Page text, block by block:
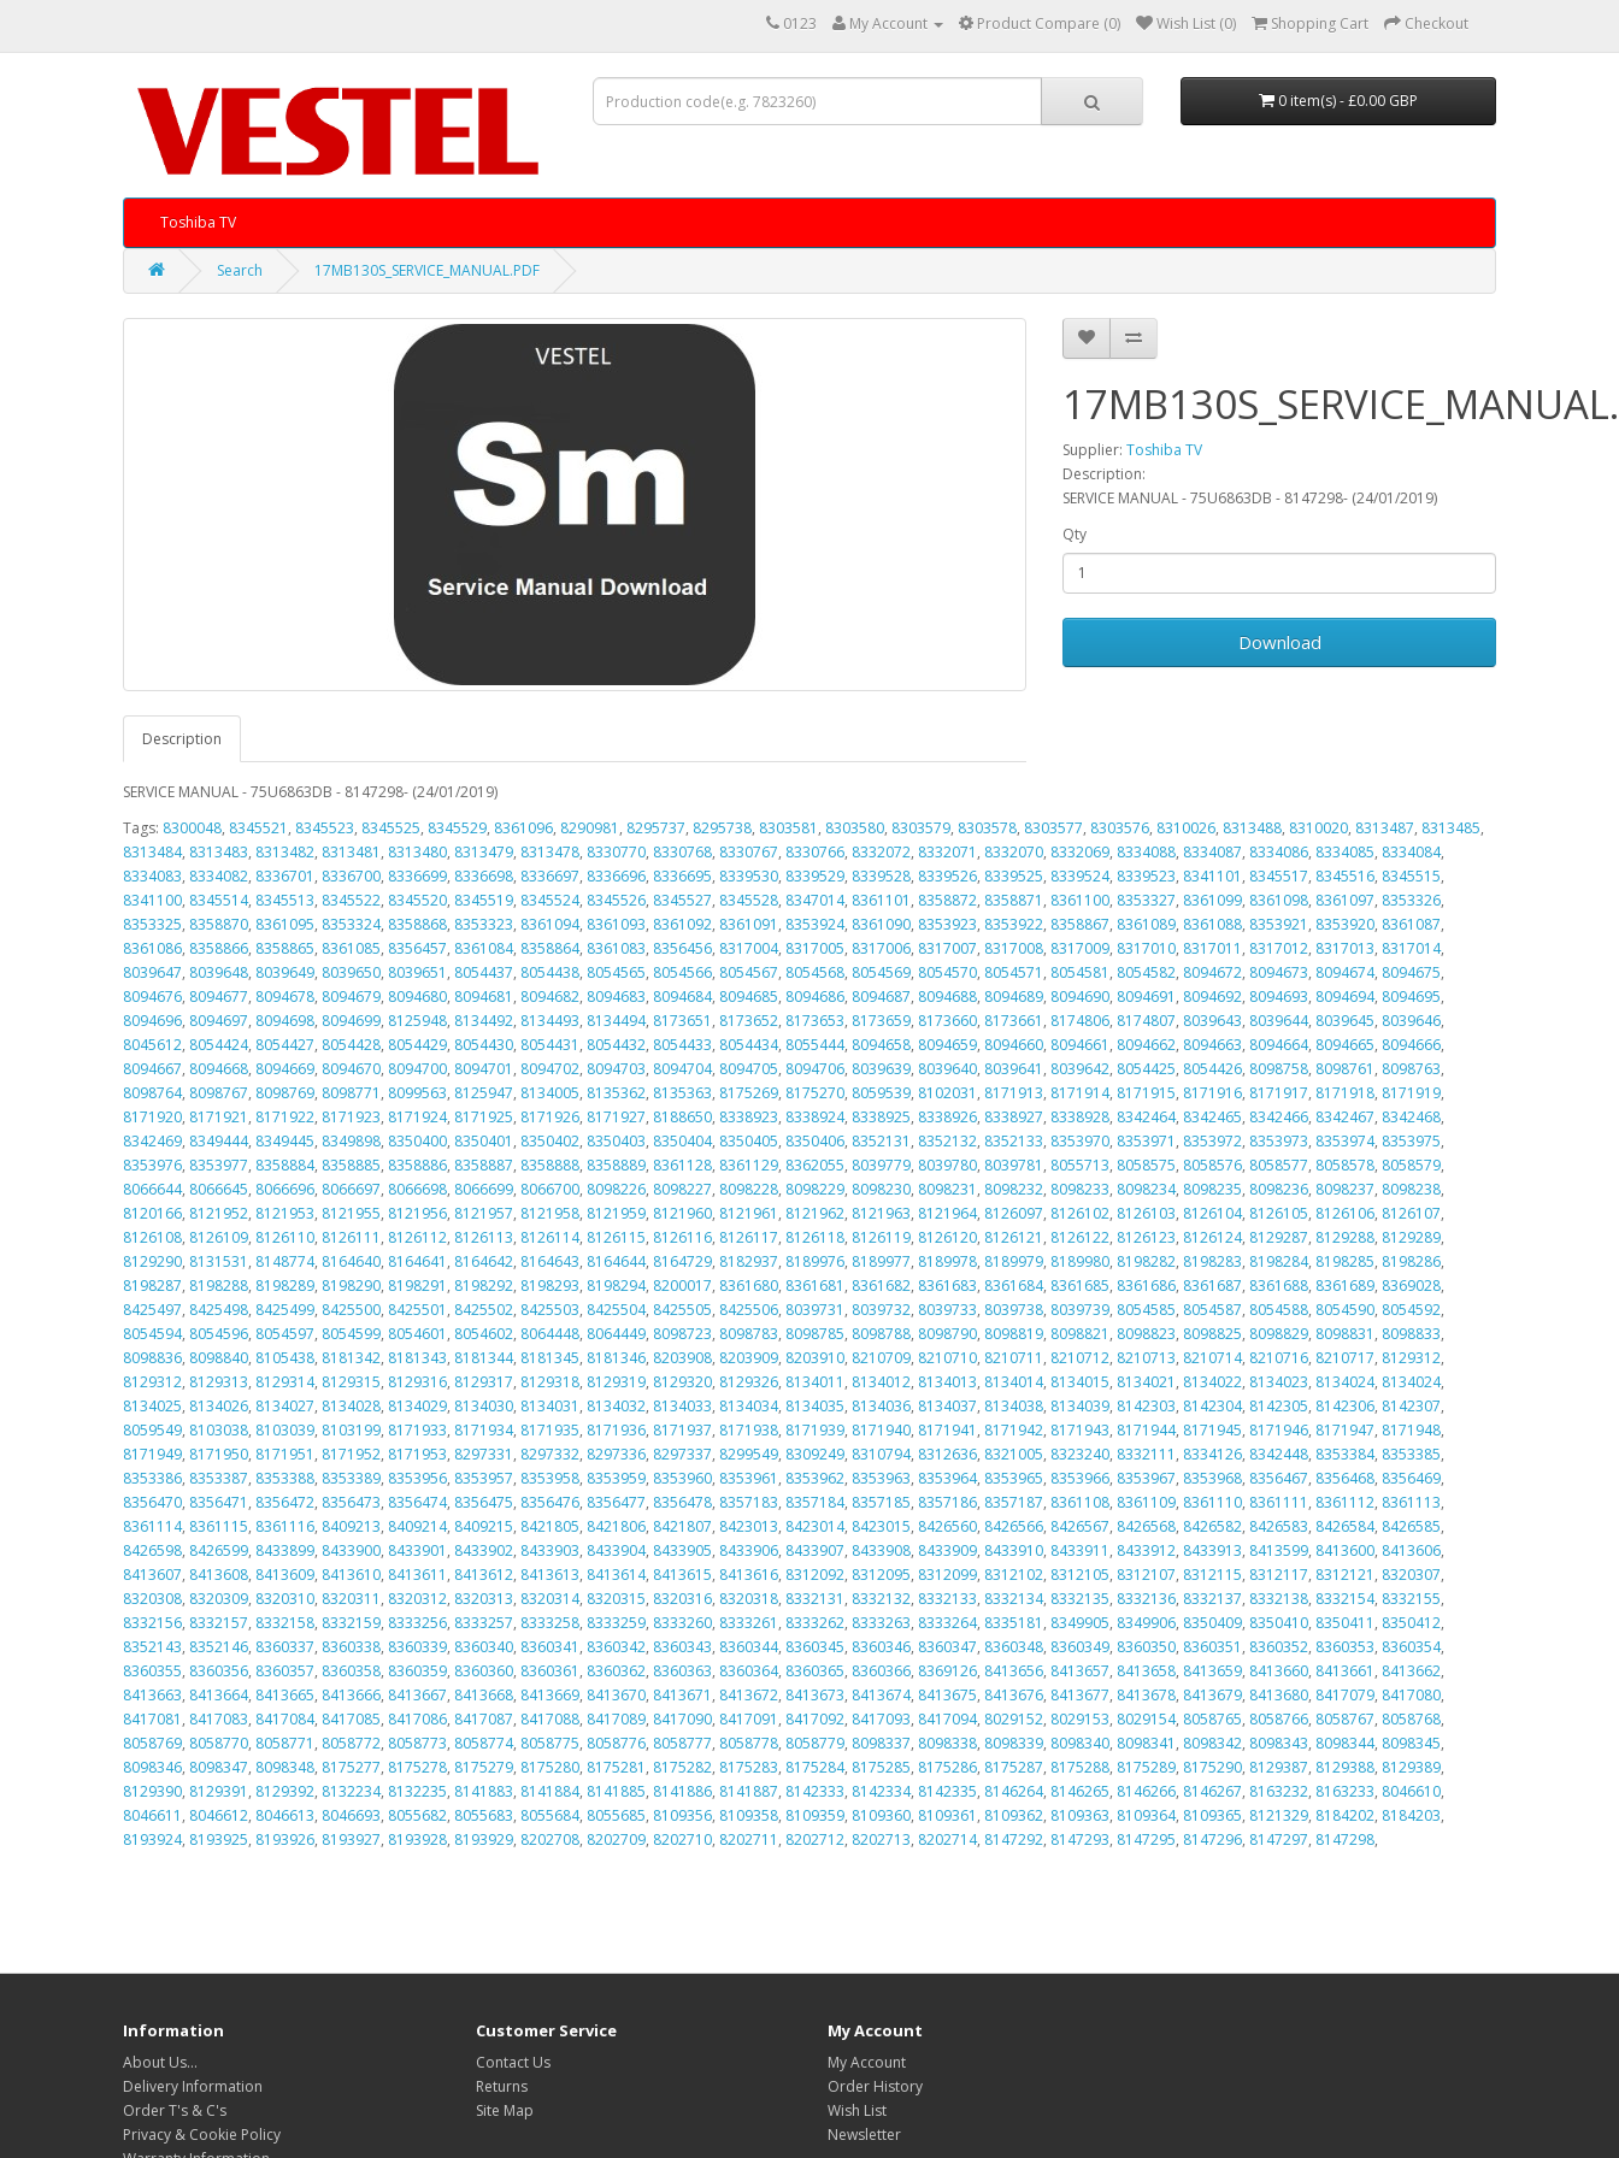
0123 My Account Product Compare (0) Wish List (0) Shopping Cart Checkout
0 item(s) - £0.00 GBP
Toshiba TV
Search 17MB130S_SERVICE_MANUAL.PDF
Description
SERVICE MANUAL - 75U6863DB - 8147298- (24/01/2019)
Supplier: Toshiba TV
Description:
SERVICE MANUAL - 75U6863DB - 8147298- (24/01/2019)
Qty
Download
Tags: 8300048, 8345521 , 8345523, 8345525, 8345529, 8361096, 8290981 , 8295737, 8295738, 8303581 , 8303580, 8303579, 8303578, 8303577, 8303576, 8310026, 8313488, 8310020, 8313487, 8313485,
8313484, 8313483, 8313482, 8313481 , 8313480, 8313479, 8313478, 8330770, 8330768, 8330767, 8330766, 8332072, 8332071 , 8332070, 8332069, 8334088, 8334087, 8334086, 8334085, 8334084,
8334083, 8334082, 8336701 , 8336700, 8336699, 8336698, 8336697, 8336696, 8336695, 8339530, 8339529, 8339528, 8339526, 8339525, 8339524, 8339523, 8341101 , 8345517, 8345516, 8345515,
8341100, 8345514, 8345513, 8345522, 8345520, 8345519, 8345524, 8345526, 8345527, 8345528, 8347014, 8361101 , 8358872, 8358871 , 8361100, 8353327, 8361099, 8361098, 8361097, 8353326,
8353325, 8358870, 8361095, 8353324, 8358868, 8353323, 8361094, 8361093, 8361092, 8361091 , 8353924, 8361090, 8353923, 8353922, 8358867, 8361089, 8361088, 8353921 , 8353920, 8361087,
8361086, 8358866, 8358865, 8361085, 8356457, 8361084, 8358864, 8361083, 8356456, 8317004, 8317005, 8317006, 8317007, 8317008, 8317009, 8317010, 8317011 , 8317012, 8317013, 8317014,
8039647, 8039648, 8039649, 8039650, 8039651 , 8054437, 8054438, 8054565, 8054566, 8054567, 8054568, 8054569, 8054570, 8054571 , 8054581 , 8054582, 8094672, 8094673, 8094674, 8094675,
8094676, 8094677, 8094678, 8094679, 8094680, 8094681 , 8094682, 8094683, 8094684, 8094685, 8094686, 8094687, 8094688, 8094689, 8094690, 8094691 , 8094692, 8094693, 8094694, 8094695,
8094696, 8094697, 8094698, 8094699, 8125948, 8134492, 8134493, 8134494, 8173651 , 8173652, 8173653, 8173659, 8173660, 8173661 , 8174806, 8174807, 8039643, 8039644, 8039645, 8039646,
8045612, 8054424, 8054427, 8054428, 8054429, 8054430, 8054431 , 8054432, 8054433, 8054434, 8055444, 8094658, 8094659, 8094660, 8094661 , 8094662, 8094663, 8094664, 8094665, 8094666,
8094667, 8094668, 8094669, 8094670, 8094700, 8094701 , 8094702, 8094703, 8094704, 8094705, 8094706, 8039639, 8039640, 8039641 , 8039642, 8054425, 8054426, 8098758, 8098761 , 8098763,
8098764, 8098767, 8098769, 8098771 , 8099563, 8125947, 8134005, 8135362, 8135363, 8175269, 8175270, 8059539, 8102031 , 8171913, 8171914, 8171915, 8171916, 8171917, 8171918, 8171919,
8171920, 8171921 , 8171922, 8171923, 8171924, 8171925, 8171926, 8171927, 8188650, 8338923, 8338924, 8338925, 8338926, 8338927, 8338928, 8342464, 8342465, 8342466, 8342467, 8342468,
8342469, 8349444, 8349445, 8349898, 8350400, 8350401 , 8350402, 8350403, 8350404, 8350405, 8350406, 8352131 , 8352132, 8352133, 8353970, 8353971 , 8353972, 8353973, 8353974, 8353975,
8353976, 8353977, 8358884, 8358885, 8358886, 8358887, 8358888, 8358889, 8361128, 8361129, 8362055, 8039779, 8039780, 8039781 , 8055713, 8058575, 8058576, 8058577, 8058578, 8058579,
8066644, 8066645, 8066696, 8066697, 8066698, 8066699, 8066700, 8098226, 8098227, 8098228, 8098229, 8098230, 8098231 , 8098232, 8098233, 8098234, 8098235, 8098236, 8098237, 8098238,
8120166, 8121952, 8121953, 8121955, 8121956, 8121957, 8121958, 8121959, 8121960, 8121961 , 8121962, 8121963, 8121964, 8126097, 8126102, 8126103, 8126104, 8126105, 8126106, 8126107,
8126108, 8126109, 8126110, 8126111 , 8126112, 8126113, 8126114, 8126115, 8126116, 8126117, 8126118, 8126119, 8126120, 8126121 , 8126122, 8126123, 8126124, 8129287, 8129288, 8129289,
8129290, 8131531 , 8148774, 8164640, 8164641 , 8164642, 8164643, 8164644, 8164729, 8182937, 8189976, 8189977, 8189978, 8189979, 8189980, 8198282, 8198283, 8198284, 8198285, 8198286,
8198287, 8198288, 8198289, 8198290, 8198291 , 8198292, 8198293, 8198294, 8200017, 8361680, 8361681 , 8361682, 8361683, 8361684, 8361685, 8361686, 8361687, 8361688, 8361689, 8369028,
8425497, 8425498, 8425499, 8425500, 8425501 , 8425502, 8425503, 8425504, 8425505, 8425506, 8039731 , 8039732, 8039733, 8039738, 8039739, 8054585, 8054587, 8054588, 8054590, 8054592,
8054594, 8054596, 8054597, 8054599, 8054601 , 8054602, 8064448, 8064449, 8098723, 8098783, 8098785, 8098788, 8098790, 8098819, 8098821 , 8098823, 8098825, 8098829, 8098831 , 8098833,
8098836, 8098840, 8105438, 8181342, 8181343, 8181344, 8181345, 8181346, 8203908, 8203909, 8203910, 8210709, 8210710, 8210711 , 8210712, 8210713, 8210714, 8210716, 8210717, 8129312,
8129312, 8129313, 8129314, 8129315, 8129316, 8129317, 8129318, 8129319, 8129320, 8129326, 8134011 , 8134012, 8134013, 8134014, 8134015, 8134021 , 8134022, 8134023, 8134024, 8134024,
8134025, 8134026, 8134027, 8134028, 8134029, 8134030, 8134031 , 8134032, 8134033, 8134034, 8134035, 8134036, 8134037, 8134038, 8134039, 8142303, 8142304, 8142305, 8142306, 8142307,
8059549, 8103038, 8103039, 8103199, 8171933, 8171934, 8171935, 8171936, 8171937, 8171938, 8171939, 8171940, 8171941 , 8171942, 8171943, 8171944, 8171945, 8171946, 8171947, 8171948,
8171949, 8171950, 8171951 , 8171952, 8171953, 8297331 , 8297332, 8297336, 8297337, 8299549, 8309249, 8310794, 8312636, 8321005, 8323240, 8332111 , 8334126, 8342448, 8353384, 8353385,
8353386, 8353387, 8353388, 8353389, 8353956, 8353957, 8353958, 8353959, 8353960, 8353961 , 8353962, 8353963, 8353964, 8353965, 8353966, 8353967, 8353968, 8356467, 8356468, 8356469,
8356470, 8356471 , 8356472, 8356473, 8356474, 8356475, 8356476, 8356477, 8356478, 8357183, 8357184, 8357185, 8357186, 8357187, 8361108, 8361109, 8361110, 8361111 , 8361112, 8361113,
8361114, 8361115, 8361116, 8409213, 8409214, 8409215, 8421805, 8421806, 8421807, 8423013, 8423014, 8423015, 8426560, 8426566, 8426567, 8426568, 8426582, 8426583, 8426584, 8426585,
8426598, 8426599, 8433899, 8433900, 8433901 , 8433902, 8433903, 8433904, 8433905, 8433906, 8433907, 8433908, 8433909, 8433910, 8433911 , 8433912, 8433913, 8413599, 8413600, 8413606,
8413607, 8413608, 8413609, 8413610, 8413611 , 8413612, 8413613, 8413614, 8413615, 8413616, 8312092, 8312095, 8312099, 8312102, 8312105, 8312107, 8312115, 8312117, 8312121 , 8320307,
8320308, 8320309, 8320310, 8320311 , 8320312, 8320313, 8320314, 8320315, 8320316, 8320318, 8332131 , 8332132, 8332133, 8332134, 8332135, 8332136, 8332137, 8332138, 8332154, 8332155,
8332156, 8332157, 8332158, 8332159, 8333256, 8333257, 8333258, 8333259, 8333260, 8333261 , 8333262, 8333263, 8333264, 8335181 , 8349905, 8349906, 8350409, 8350410, 8350411 , 8350412,
8352143, 8352146, 8360337, 8360338, 8360339, 8360340, 8360341 , 8360342, 8360343, 8360344, 8360345, 8360346, 8360347, 8360348, 8360349, 8360350, 8360351 , 8360352, 8360353, 8360354,
8360355, 8360356, 8360357, 8360358, 8360359, 8360360, 8360361 , 8360362, 8360363, 8360364, 8360365, 8360366, 8369126, 8413656, 8413657, 8413658, 8413659, 8413660, 8413661 , 8413662,
8413663, 8413664, 8413665, 8413666, 8413667, 8413668, 8413669, 8413670, 8413671 , 8413672, 8413673, 8413674, 8413675, 8413676, 8413677, 8413678, 8413679, 8413680, 8417079, 8417080,
8417081 , 8417083, 8417084, 8417085, 8417086, 8417087, 8417088, 8417089, 8417090, 8417091 , 8417092, 8417093, 8417094, 8029152, 8029153, 8029154, 8058765, 8058766, 8058767, 8058768,
8058769, 8058770, 8058771 , 8058772, 8058773, 8058774, 8058775, 8058776, 8058777, 8058778, 8058779, 8098337, 8098338, 8098339, 8098340, 8098341 , 8098342, 8098343, 8098344, 8098345,
8098346, 8098347, 8098348, 8175277, 8175278, 8175279, 8175280, 8175281 , 8175282, 8175283, 8175284, 8175285, 8175286, 8175287, 8175288, 8175289, 8175290, 8129387, 8129388, 8129389,
8129390, 8129391 , 8129392, 8132234, 8132235, 8141883, 8141884, 8141885, 8141886, 8141887, 8142333, 8142334, 8142335, 8146264, 8146265, 8146266, 8146267, 8163232, 8163233, 8046610,
8046611 , 8046612, 8046613, 8046693, 8055682, 8055683, 8055684, 8055685, 8109356, 8109358, 8109359, 8109360, 8109361 , 8109362, 8109363, 8109364, 8109365, 8121329, 8184202, 8184203,
8193924, 8193925, 8193926, 8193927, 8193928, 8193929, 8202708, 8202709, 8202710, 8202711 , 8202712, 8202713, 8202714, 8147292, 8147293, 8147295, 8147296, 8147297, 8147298,
Information
About Us…
Delivery Information
Order T's & C's
Privacy & Cookie Policy
Customer Service
Contact Us
Returns
Site Map
My Account
My Account
Order History
Wish List
Newsletter